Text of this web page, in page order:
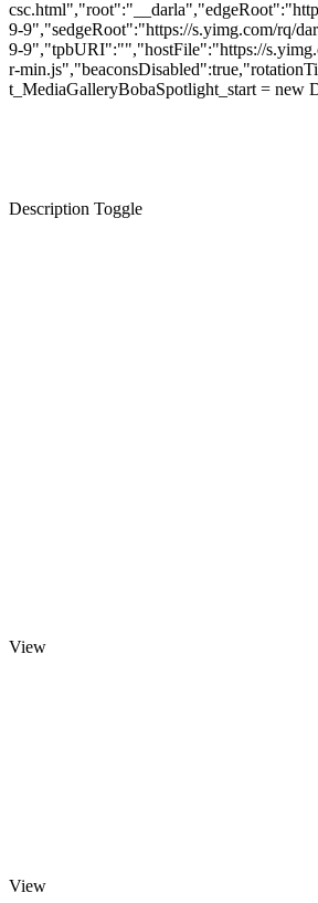
9-9","sedgeRoot":"https://s.yimg.com/rq/
9-9","tpbURI":"","hostFile":"https://
r-
t_MediaGalleryBobaSpotlight_start = new
Description Toggle
View
View